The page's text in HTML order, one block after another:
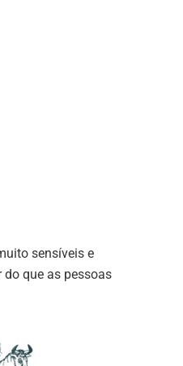
sensíveis e
que as pessoas